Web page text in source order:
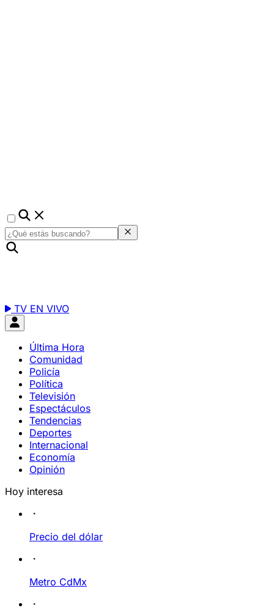
TV EN VIVO
Última Hora
Comunidad
Policía
Política
Televisión
Espectáculos
Tendencias
Deportes
Internacional
Economía
Opinión
Hoy interesa
Precio del dólar
Metro CdMx